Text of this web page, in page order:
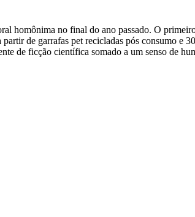
homônima no final do ano passado. O
de garrafas pet recicladas pós consumo e
de ficção científica somado a um senso de